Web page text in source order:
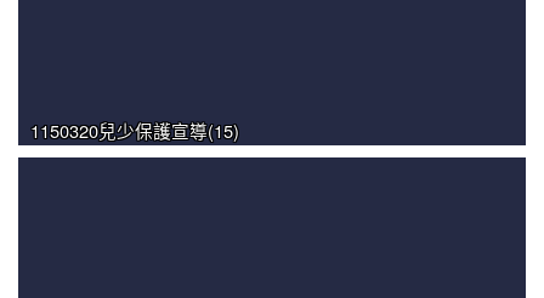
1150320兒少保護宣導(15)